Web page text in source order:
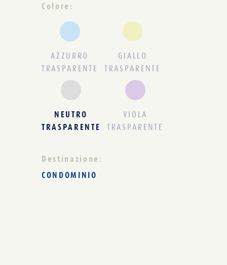
Colore:
AZZURRO
TRASPARENTE
GIALLO
TRASPARENTE
NEUTRO
TRASPARENTE
VIOLA
TRASPARENTE
Destinazione:
CONDOMINIO